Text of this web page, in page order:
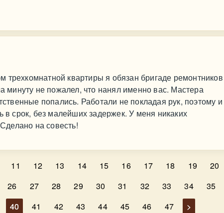
квартиры я обязан бригаде ремонтников
минуту не пожалел, что нанял именно вас. Мастера
попались. Работали не покладая рук, поэтому и
в срок, без малейших задержек. У меня никаких
на совесть!
11 12 13 14 15 16 17 18 19
20
26 27 28 29 30 31 32 33 34
35
40 41 42 43 44 45 46 47 >